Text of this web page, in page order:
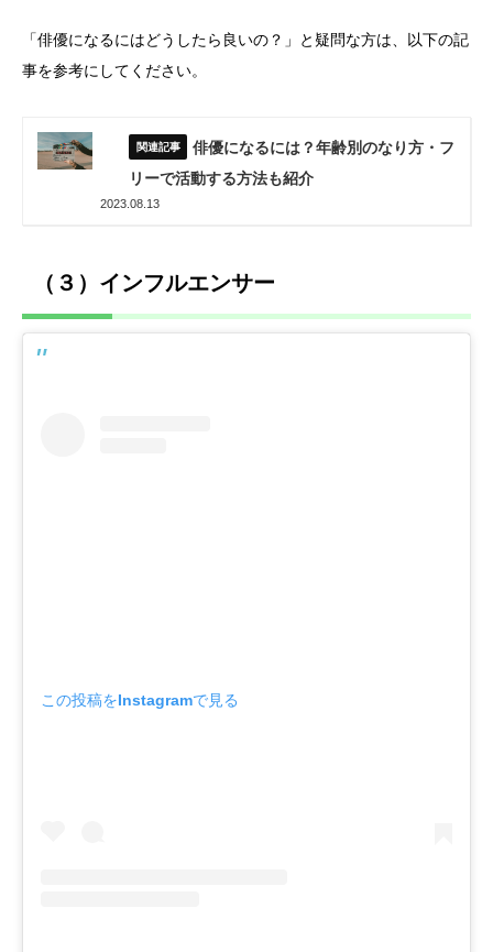
「俳優になるにはどうしたら良いの？」と疑問な方は、以下の記
事を参考にしてください。
俳優になるには？年齢別のなり方・フ
リーで活動する方法も紹介
2023.08.13
（３）インフルエンサー
この投稿をInstagramで見る